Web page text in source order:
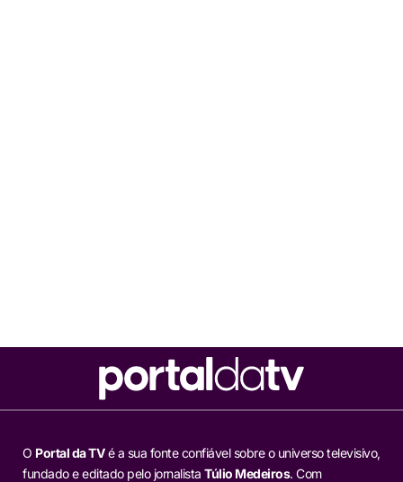
O Portal da TVé a sua fonte confiável sobre o universo televisivo,
fundado e editado pelo jornalista Túlio Medeiros. Com